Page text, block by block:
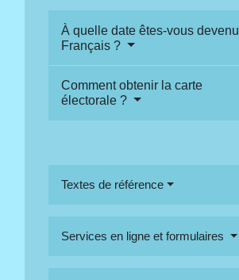
À quelle date êtes-vous devenu
Français ?
Comment obtenir la carte
électorale ?
Textes de référence
Services en ligne et formulaires